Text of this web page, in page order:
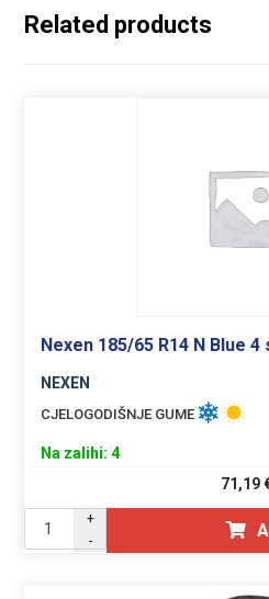
Related products
Nexen 185/65 R14 N Blue
NEXEN
CJELOGODIŠNJE GUME
Na zalihi: 4
71,19
+
-